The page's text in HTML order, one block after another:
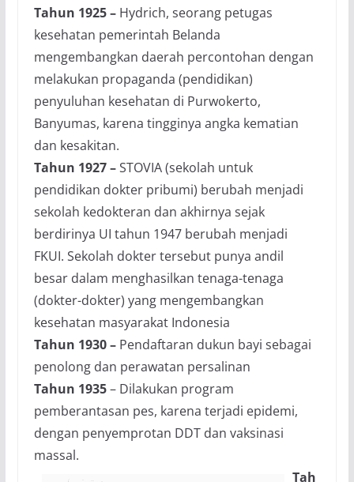
Tahun 1925 – Hydrich, seorang petugas
kesehatan pemerintah Belanda
mengembangkan daerah percontohan dengan
melakukan propaganda (pendidikan)
penyuluhan kesehatan di Purwokerto,
Banyumas, karena tingginya angka kematian
dan kesakitan.
Tahun 1927 –STOVIA (sekolah untuk
pendidikan dokter pribumi) berubah menjadi
sekolah kedokteran dan akhirnya sejak
berdirinya UI tahun 1947 berubah menjadi
FKUI. Sekolah dokter tersebut punya andil
besar dalam menghasilkan tenaga-tenaga
(dokter-dokter) yang mengembangkan
kesehatan masyarakat Indonesia
Tahun 1930 – Pendaftaran dukun bayi sebagai
penolong dan perawatan persalinan
Tahun 1935– Dilakukan program
pemberantasan pes, karena terjadi epidemi,
dengan penyemprotan DDT dan vaksinasi
massal.
Tah